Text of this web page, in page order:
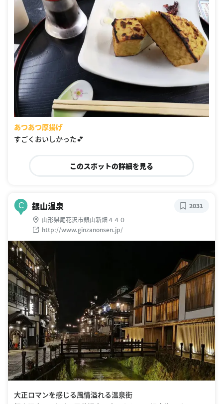
あつあつ厚揚げ
すごくおいしかった💕
このスポットの詳細を見る
C 銀山温泉
山形県尾花沢市銀山新畑４４０
http://www.ginzanonsen.jp/
2031
大正ロマンを感じる風情溢れる温泉街